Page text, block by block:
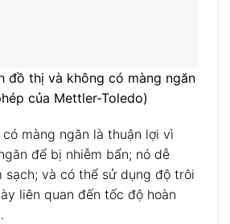
đồ thị và không có màng ngăn
của Mettler-Toledo)
màng ngăn là thuận lợi vì
để bị nhiễm bẩn; nó dễ
sạch; và có thể sử dụng độ trôi
liên quan đến tốc độ hoàn